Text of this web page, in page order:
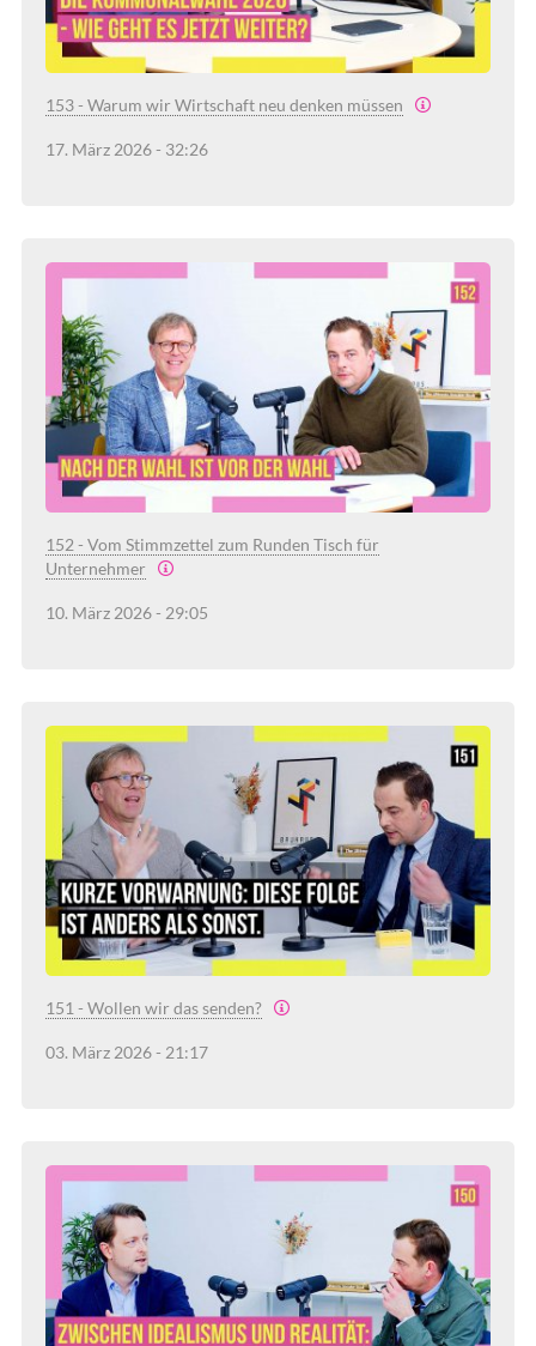
153 - Warum wir Wirtschaft neu denken müssen
17. März 2026 - 32:26
152 - Vom Stimmzettel zum Runden Tisch für
Unternehmer
10. März 2026 - 29:05
151 - Wollen wir das senden?
03. März 2026 - 21:17